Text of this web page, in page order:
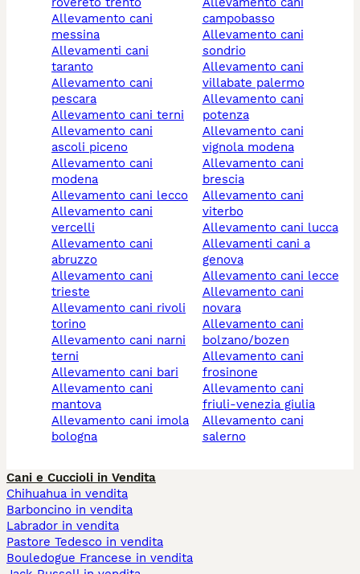
allevamento cani
messina
allevamenti cani
taranto
allevamento cani
pescara
allevamento cani terni
allevamento cani
ascoli piceno
allevamento cani
modena
allevamento cani lecco
allevamento cani
vercelli
allevamento cani
abruzzo
allevamento cani
trieste
allevamento cani rivoli
torino
allevamento cani narni
terni
allevamento cani bari
allevamento cani
mantova
allevamento cani imola
bologna
campobasso
allevamento cani
sondrio
allevamento cani
villabate palermo
allevamento cani
potenza
allevamento cani
vignola modena
allevamento cani
brescia
allevamento cani
viterbo
allevamento cani lucca
allevamenti cani a
genova
allevamento cani lecce
allevamento cani
novara
allevamento cani
bolzano/bozen
allevamento cani
frosinone
allevamento cani
friuli-venezia giulia
allevamento cani
salerno
Cani e Cuccioli in Vendita
Chihuahua in vendita
Barboncino in vendita
Labrador in vendita
Pastore Tedesco in vendita
Bouledogue Francese in vendita